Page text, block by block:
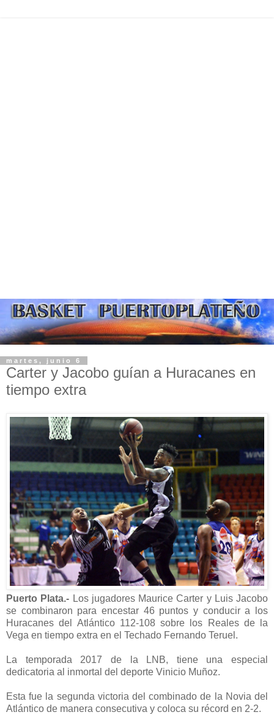
martes, junio 6
Carter y Jacobo guían a Huracanes en
tiempo extra
Puerto Plata.- Los jugadores Maurice Carter y Luis Jacobo
se combinaron para encestar 46 puntos y conducir a los
Huracanes del Atlántico 112-108 sobre los Reales de la
Vega en tiempo extra en el Techado Fernando Teruel.
La temporada 2017 de la LNB, tiene una especial
dedicatoria al inmortal del deporte Vinicio Muñoz.
Esta fue la segunda victoria del combinado de la Novia del
Atlántico de manera consecutiva y coloca su récord en 2-2.